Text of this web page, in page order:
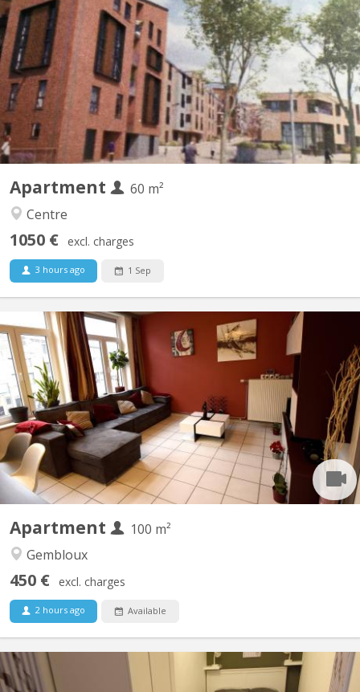
Apartment
60 m²
Centre
1050 € excl. charges
3 hours ago 1 Sep
Furnished 1-bedroom apartment, built in 2020, centrally located
in a new residential complex in Courbevoie with views of the
gardens. 3 minutes (250m) from the Esplanade supermarket.
SNCB train station (300m). Bus station 11 minutes (900m). E411
motorway at the parking lot exit. Living room with...
Apartment
100 m²
Gembloux
450 € excl. charges
2 hours ago Available
KV 1926
Belle Coloc en plein centre, au calme, non loin de la gare, près
des commerces et à une minute de la faculté d'agronomie vous
bénéficierez d'un lit double et un bureau dans une chambre avec
vue sur jardin. Salle de bain spacieuse. Cuisine ouverte donnant
sur le séjour. Touts deux moderne et très...
KV 1927